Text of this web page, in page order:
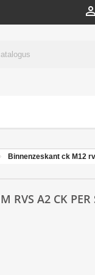

Binnenzeskant ck M12
RVS A2 CK PER